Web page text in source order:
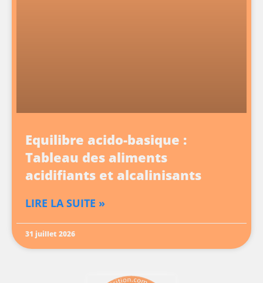
Equilibre acido-basique :
Tableau des aliments
acidifiants et alcalinisants
LIRE LA SUITE »
31 juillet 2026